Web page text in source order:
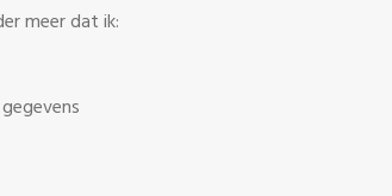
meer dat ik: